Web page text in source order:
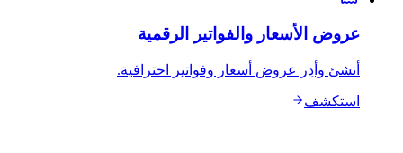
عروض الأسعار والفواتير الرقمية
أنشئ وأدِر عروض أسعار وفواتير احترافية.
استكشف